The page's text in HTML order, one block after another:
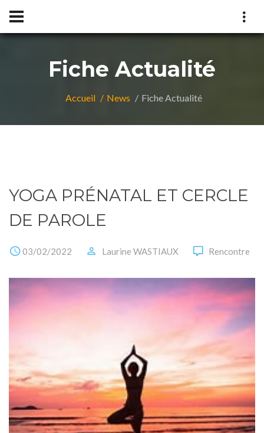
Fiche Actualité
Accueil News Fiche Actualité
YOGA PRÉNATAL ET CERCLE
DE PAROLE
03/02/2022 Laurine WASTIAUX Rencontre